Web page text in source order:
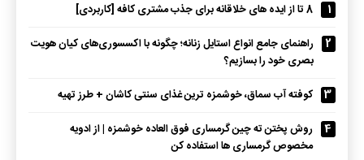
1
8 تا از ایده های خلاقانه برای جذب مشتری کافه [کاربردی]
2
راهنمای جامع انواع استایل زنانه؛ چگونه با اکسسوری‌های کیان هویت
بصری خود را بسازیم؟
3
کوفته آب سماق، خوشمزه ترین غذای سنتی کاشان + طرز تهیه
4
روش پختن ته چین گرمساری فوق العاده خوشمزه | از ادویه
مخصوص گرمساری ها استفاده کن